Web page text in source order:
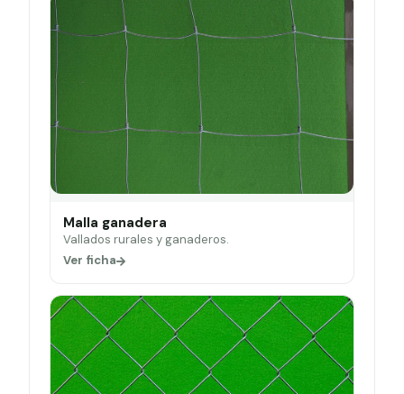
Malla ganadera
Vallados rurales y ganaderos.
Ver ficha